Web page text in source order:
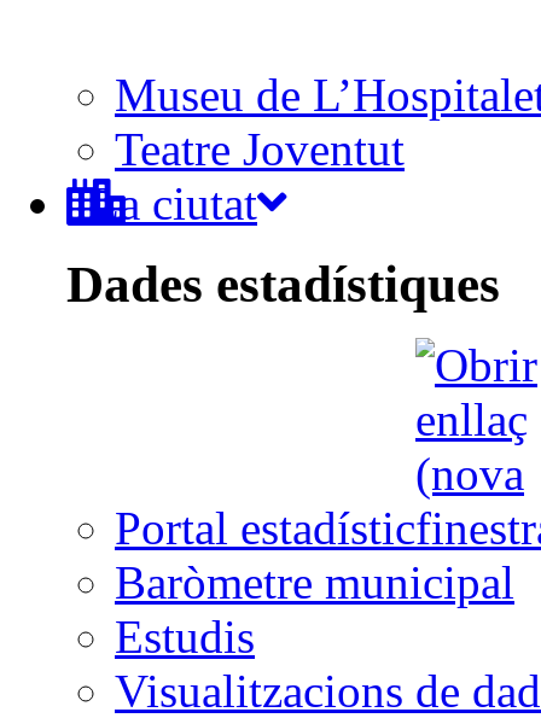
Museu de
Teatre Joventut
La ciutat
Dades estadístiques
Portal estadístic
Baròmetre municipal
Estudis
Visualitzacions de